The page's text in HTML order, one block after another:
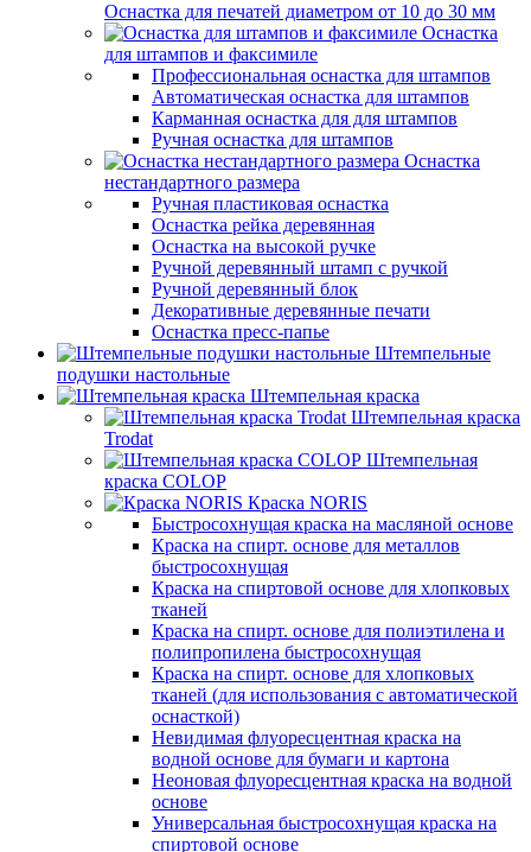
Оснастка для печатей диаметром от 10 до 30 мм
Оснастка
для штампов и факсимиле
Профессиональная оснастка для штампов
Автоматическая оснастка для штампов
Карманная оснастка для для штампов
Ручная оснастка для штампов
Оснастка
нестандартного размера
Ручная пластиковая оснастка
Оснастка рейка деревянная
Оснастка на высокой ручке
Ручной деревянный штамп с ручкой
Ручной деревянный блок
Декоративные деревянные печати
Оснастка пресс-папье
Штемпельные
подушки настольные
Штемпельная краска
Штемпельная краска
Trodat
Штемпельная
краска COLOP
Краска NORIS
Быстросохнущая краска на масляной основе
Краска на спирт. основе для металлов
быстросохнущая
Краска на спиртовой основе для хлопковых
тканей
Краска на спирт. основе для полиэтилена и
полипропилена быстросохнущая
Краска на спирт. основе для хлопковых
тканей (для использования с автоматической
оснасткой)
Невидимая флуоресцентная краска на
водной основе для бумаги и картона
Неоновая флуоресцентная краска на водной
основе
Универсальная быстросохнущая краска на
спиртовой основе